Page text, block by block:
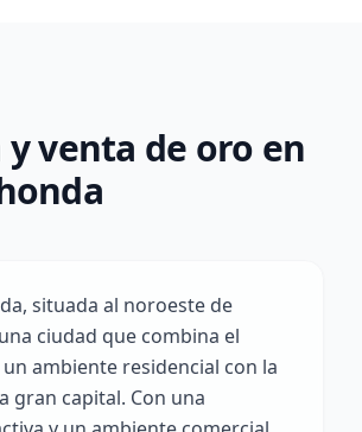
y venta de oro en
situada al noroeste de
ciudad que combina el
ambiente residencial con la
gran capital. Con una